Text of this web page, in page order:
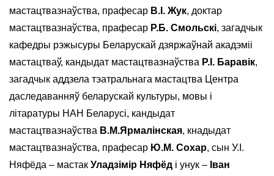
мастацтвазнаўства, прафесар В.І. Жук, доктар
мастацтвазнаўства, прафесар Р.Б. Смольскі, загадчык
кафедры рэжысуры Беларускай дзяржаўнай акадэміі
мастацтваў, кандыдат мастацтвазнаўства Р.І. Баравік,
загадчык аддзела тэатральнага мастацтва Центра
даследаванняў беларускай культуры, мовы і
літаратуры НАН Беларусі, кандыдат
мастацтвазнаўства В.М.Ярмалінская, кнадыдат
мастацтвазнаўства, прафесар Ю.М. Сохар, сын У.І.
Няфёда – мастак Уладзімір Няфёд і унук – Іван